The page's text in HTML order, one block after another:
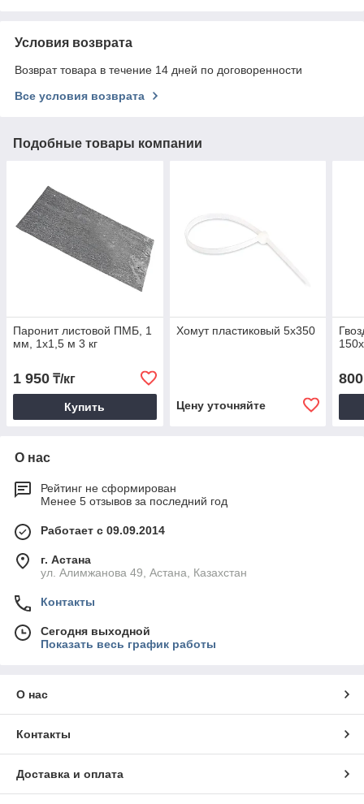
Условия возврата
Возврат товара в течение 14 дней по договоренности
Все условия возврата
Подобные товары компании
Паронит листовой ПМБ, 1
мм, 1х1,5 м 3 кг
1 950 ₸/кг
Купить
Хомут пластиковый 5х350
Цену уточняйте
800
О нас
Рейтинг не сформирован
Менее 5 отзывов за последний год
Работает с 09.09.2014
г. Астана
ул. Алимжанова 49, Астана, Казахстан
Контакты
Сегодня выходной
Показать весь график работы
О нас
Контакты
Доставка и оплата